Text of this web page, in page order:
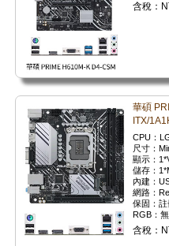
含稅：
華碩
ITX/
CPU：
尺寸：
顯示：
儲存：
內建：
網路：
保固：
RGB：無
含稅：